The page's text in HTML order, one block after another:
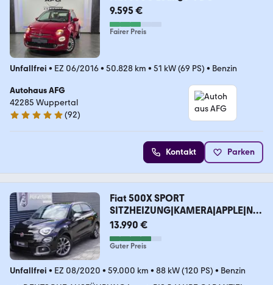
9.595 €
Fairer Preis
Unfallfrei • EZ 06/2016• 50.828 km • 51 kW (69 PS) • Benzin
Autohaus AFG
42285 Wuppertal
5 Sterne
(92)
Kontakt Parken
Fiat 500X SPORT
SITZHEIZUNG|KAMERA|APPLE|NA
VI|LED|DAB
13.990 €
Guter Preis
Unfallfrei • EZ 08/2020 • 59.000 km • 88 kW (120 PS) • Benzin